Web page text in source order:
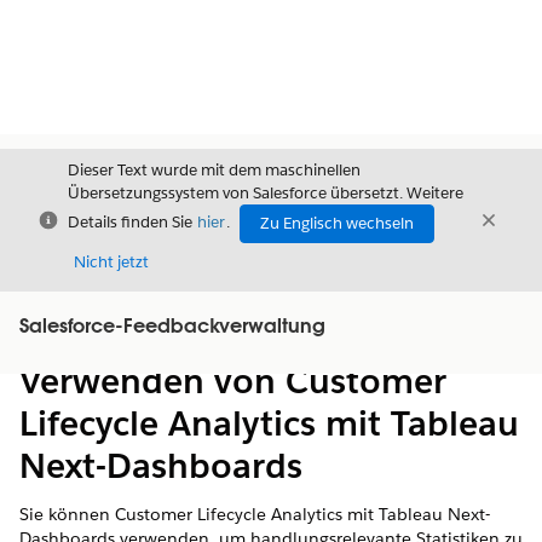
Schließen
Dieser Text wurde mit dem maschinellen
Übersetzungssystem von Salesforce übersetzt. Weitere
Details finden Sie hier.
Zu Englisch wechseln
Nicht jetzt
Salesforce-Feedbackverwaltung
Inhalt anzeigen
Inhalt
Verwenden von Customer
Lifecycle Analytics mit Tableau
Next-Dashboards
Sie können Customer Lifecycle Analytics mit Tableau Next-